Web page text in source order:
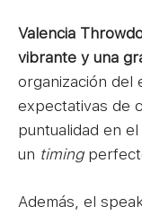
Valencia
vibrante y una
organización del
expectativas de
puntualidad en
un timing
Además, el